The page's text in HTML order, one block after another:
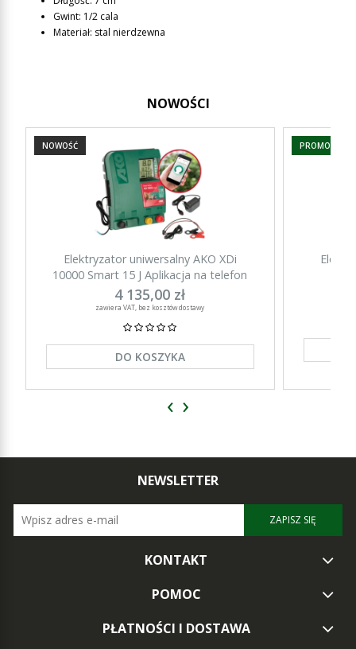
Gwint: 1/2 cala
Materiał: stal nierdzewna
NOWOŚCI
Elektryzator uniwersalny AKO XDi
10000 Smart 15 J Aplikacja na telefon
4 135,00 zł
zawiera VAT, bez kosztów dostawy
DO KOSZYKA
NOWOŚĆ PROMOCJA
‹ ›
NEWSLETTER
ZAPISZ SIĘ
KONTAKT
POMOC
PŁATNOŚCI I DOSTAWA